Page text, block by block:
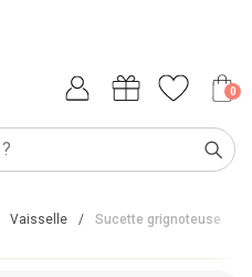
0
Vaisselle / Sucette grignoteuse